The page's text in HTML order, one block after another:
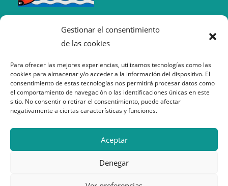
Gestionar el consentimiento
de las cookies
Para ofrecer las mejores experiencias, utilizamos tecnologías como las
cookies para almacenar y/o acceder a la información del dispositivo. El
consentimiento de estas tecnologías nos permitirá procesar datos como
el comportamiento de navegación o las identificaciones únicas en este
sitio. No consentir o retirar el consentimiento, puede afectar
negativamente a ciertas características y funciones.
Aceptar
Denegar